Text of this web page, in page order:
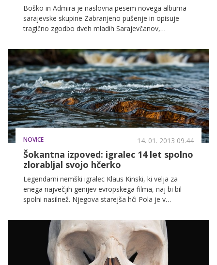
Boško in Admira je naslovna pesem novega albuma
sarajevske skupine Zabranjeno pušenje in opisuje
tragično zgodbo dveh mladih Sarajevčanov,
svoje življenje pod streli ostrostrelca na mostu
Vrbanja. Zgodba o sarajevskem Romeu in Juliji je
takrat obkrožila svet, na mladi žrtvi okrutne vojne na
Balkanu pa so dvajset let kasneje znova spomnili člani
skupine Zabranjeno pušenje. Tudi zato, ker ljudje ne
bi smeli pozabiti grozot, ki jih je prinesla vojna ...
NOVICE 14. 01. 2013 09.44
Šokantna izpoved: igralec 14 let spolno
zlorabljal svojo hčerko
Legendarni nemški igralec Klaus Kinski, ki velja za
enega največjih genijev evropskega filma, naj bi bil
spolni nasilnež. Njegova starejša hči Pola je v
kot otroka kar 14 let spolno zlorabljal.